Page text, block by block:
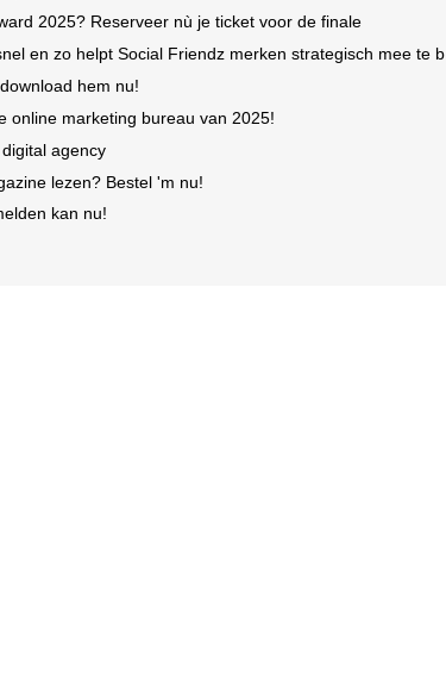
2025? Reserveer nù je ticket voor de finale
zo helpt Social Friendz merken strategisch mee te bewegen
hem nu!
online marketing bureau van 2025!
agency
lezen? Bestel 'm nu!
kan nu!